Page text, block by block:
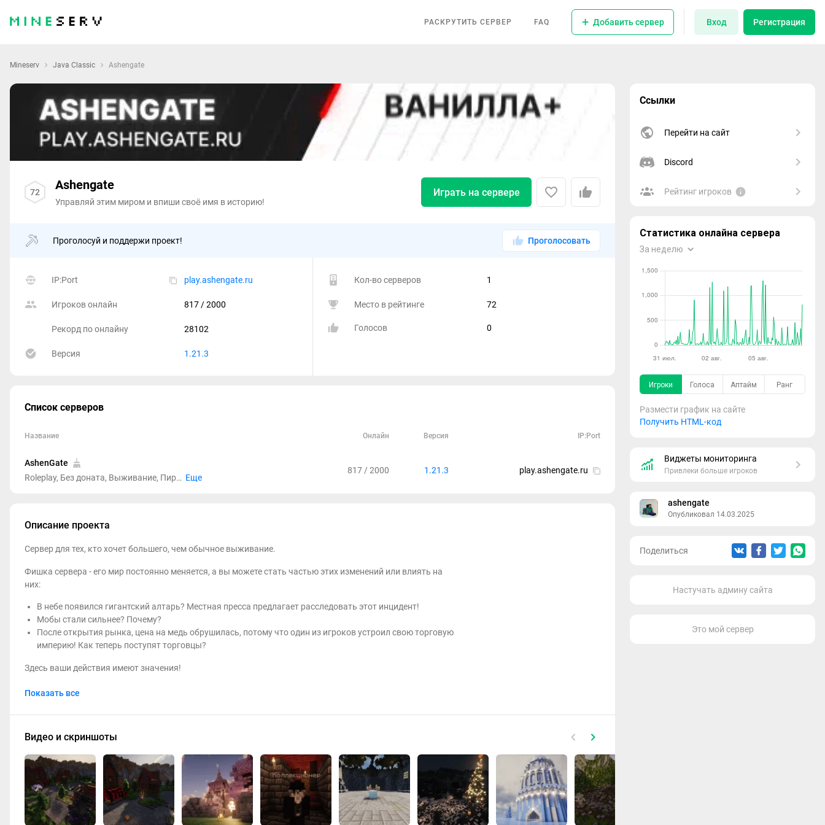
РАСКРУТИТЬ СЕРВЕР FAQ Добавить сервер Вход Регистрация
Mineserv Java Classic Ashengate
72 Ashengate
Управляй этим миром и впиши своё имя в историю!
Играть на сервере
Проголосуй и поддержи проект! Проголосовать
IP:Port play.ashengate.ru
Игроков онлайн 817/ 2000
Рекорд по онлайну 28102
Версия 1.21.3
Кол-во серверов 1
Место в рейтинге 72
Голосов 0
Список серверов
Название Онлайн Версия IP:Port
AshenGate
Roleplay, Без доната, Выживание, Пиратские, PVP, Кит старт, Без дюпа Еще
817 / 2000 1.21.3 play.ashengate.ru
Описание проекта
Сервер для тех, кто хочет большего, чем обычное выживание.
Фишка сервера - его мир постоянно меняется, а вы можете стать частью этих изменений или влиять на
них:
В небе появился гигантский алтарь? Местная пресса предлагает расследовать этот инцидент!
Мобы стали сильнее? Почему?
После открытия рынка, цена на медь обрушилась, потому что один из игроков устроил свою торговую
империю! Как теперь поступят торговцы?
Здесь ваши действия имеют значения!
Что еще вас ждет на сервере?
Увлекательные квесты, система рангов, а для любителей PVP - дуэли с рейтинговой системой.
Алтари, магические ритуалы и регулярные события.
Показать все
Видео и скриншоты
Ссылки
Перейти на сайт
Discord
Рейтинг игроков
Размести график на сайте
Получить HTML-код
Виджеты мониторинга
Привлеки больше игроков
ashengate
Опубликовал 14.03.2025
Поделиться
Настучать админу сайта
Это мой сервер